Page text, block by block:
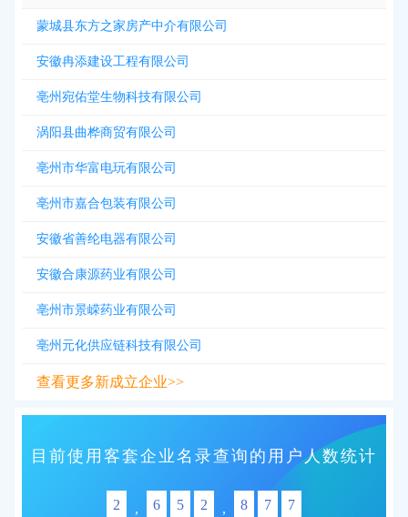
蒙城县东方之家房产中介有限公司
安徽冉添建设工程有限公司
亳州宛佑堂生物科技有限公司
涡阳县曲桦商贸有限公司
亳州市华富电玩有限公司
亳州市嘉合包装有限公司
安徽省善纶电器有限公司
安徽合康源药业有限公司
亳州市景嵘药业有限公司
亳州元化供应链科技有限公司
查看更多新成立企业>>
目前使用客套企业名录查询的用户人数统计
2 , 6 5 2 , 8 7 7